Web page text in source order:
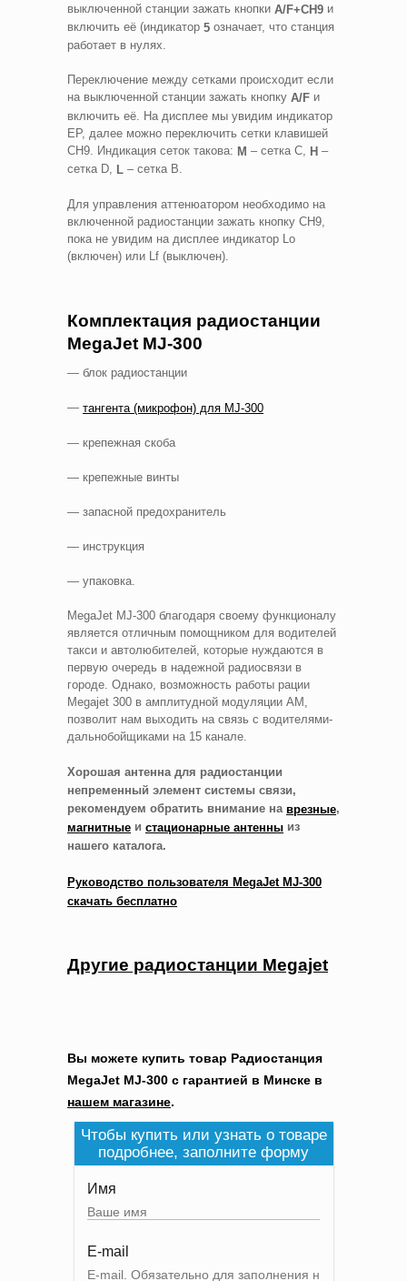
выключенной станции зажать кнопки A/F+CH9 и
включить её (индикатор 5 означает, что станция
работает в нулях.
Переключение между сетками происходит если
на выключенной станции зажать кнопку A/F и
включить её. На дисплее мы увидим индикатор
EP, далее можно переключить сетки клавишей
CH9. Индикация сеток такова: M – сетка C, H –
сетка D, L – сетка B.
Для управления аттенюатором необходимо на
включенной радиостанции зажать кнопку CH9,
пока не увидим на дисплее индикатор Lo
(включен) или Lf (выключен).
Комплектация радиостанции
MegaJet MJ-300
— блок радиостанции
— тангента (микрофон) для MJ-300
— крепежная скоба
— крепежные винты
— запасной предохранитель
— инструкция
— упаковка.
MegaJet MJ-300 благодаря своему функционалу
является отличным помощником для водителей
такси и автолюбителей, которые нуждаются в
первую очередь в надежной радиосвязи в
городе. Однако, возможность работы рации
Megajet 300 в амплитудной модуляции AM,
позволит нам выходить на связь с водителями-
дальнобойщиками на 15 канале.
Хорошая антенна для радиостанции
непременный элемент системы связи,
рекомендуем обратить внимание на врезные,
магнитные и стационарные антенны из
нашего каталога.
Руководство пользователя MegaJet MJ-300
скачать бесплатно
Другие радиостанции Megajet
Вы можете купить товар Радиостанция
MegaJet MJ-300 с гарантией в Минске в
нашем магазине.
Чтобы купить или узнать о товаре
подробнее, заполните форму
Имя
E-mail